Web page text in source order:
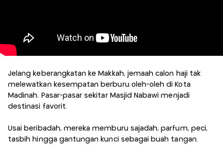
Jelang keberangkatan ke Makkah, jemaah calon haji tak
melewatkan kesempatan berburu oleh-oleh di Kota
Madinah. Pasar-pasar sekitar Masjid Nabawi menjadi
destinasi favorit.
Usai beribadah, mereka memburu sajadah, parfum, peci,
tasbih hingga gantungan kunci sebagai buah tangan.